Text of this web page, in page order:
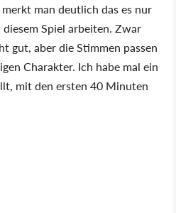
man deutlich das es nur
Spiel arbeiten. Zwar
gut, aber die Stimmen passen
Charakter. Ich habe mal ein
mit den ersten 40 Minuten